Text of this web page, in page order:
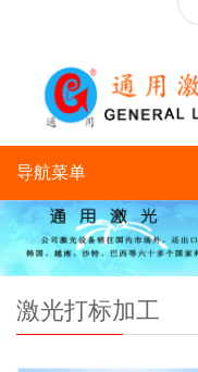
导航菜单
激光打标加工